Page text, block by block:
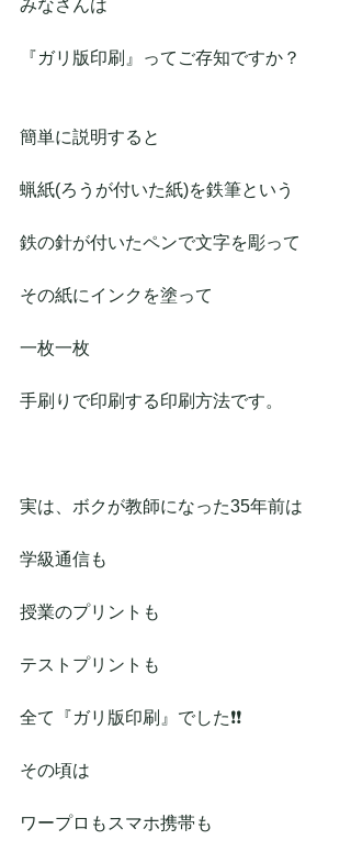
みなさんは
『ガリ版印刷』ってご存知ですか？
簡単に説明すると
蝋紙(ろうが付いた紙)を鉄筆という
鉄の針が付いたペンで文字を彫って
その紙にインクを塗って
一枚一枚
手刷りで印刷する印刷方法です。
実は、ボクが教師になった35年前は
学級通信も
授業のプリントも
テストプリントも
全て『ガリ版印刷』でした❗❗
その頃は
ワープロもスマホ携帯も